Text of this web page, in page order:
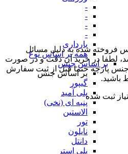
-
-
-
-
بارداری
همه بر اساس نوع
بر اساس جنس
بر اساس جنس
گیپور
پلی آمید
پنبه ای (نخی)
الاستین
تور
نایلون
دانتل
پلی استر
فروخته شده به دلیل مسائل
لطفا در خرید آن دقت و در صورت
جنس پارچه حتما قبل از ثبت سفارش
باشید.
ثبت شده